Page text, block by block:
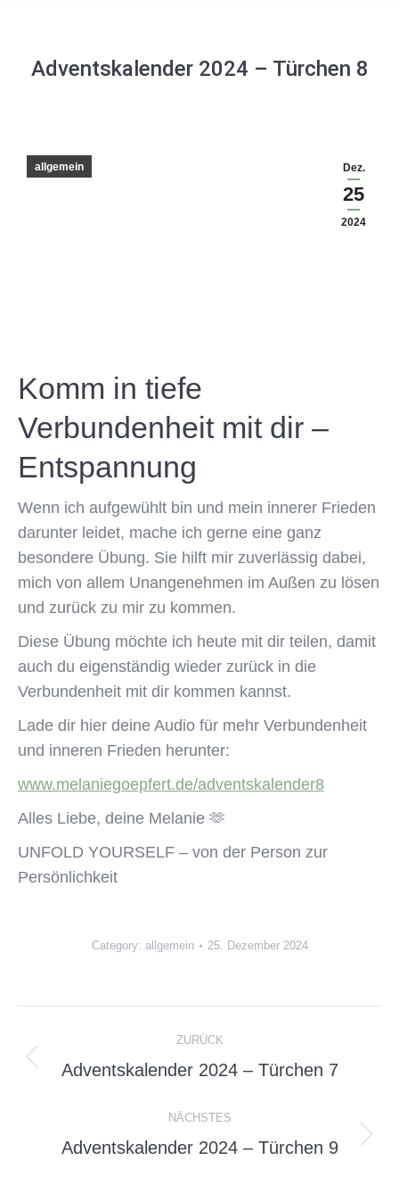
Adventskalender 2024 – Türchen 8
Dez.
25
2024
allgemein
Komm in tiefe
Verbundenheit mit dir –
Entspannung
Wenn ich aufgewühlt bin und mein innerer Frieden
darunter leidet, mache ich gerne eine ganz
besondere Übung. Sie hilft mir zuverlässig dabei,
mich von allem Unangenehmen im Außen zu lösen
und zurück zu mir zu kommen.
Diese Übung möchte ich heute mit dir teilen, damit
auch du eigenständig wieder zurück in die
Verbundenheit mit dir kommen kannst.
Lade dir hier deine Audio für mehr Verbundenheit
und inneren Frieden herunter:
www.melaniegoepfert.de/adventskalender8
Alles Liebe, deine Melanie 🫶
UNFOLD YOURSELF – von der Person zur
Persönlichkeit
Category: allgemein 25. Dezember 2024
Kommentarnavigation
ZURÜCK
Vorheriger
Adventskalender 2024 – Türchen 7
NÄCHSTES
Nächster
Adventskalender 2024 – Türchen 9